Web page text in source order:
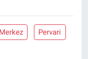
Merkez Pervari